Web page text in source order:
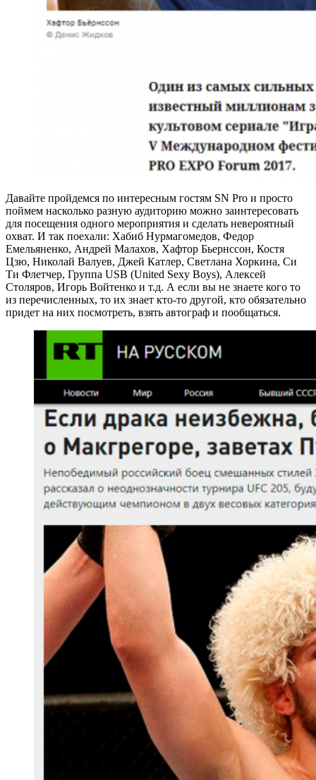
Давайте пройдемся по интересным гостям SN Pro и просто
поймем насколько разную аудиторию можно заинтересовать
для посещения одного мероприятия и сделать невероятный
охват. И так поехали: Хабиб Нурмагомедов, Федор
Емельяненко, Андрей Малахов, Хафтор Бьернссон, Костя
Цзю, Николай Валуев, Джей Катлер, Светлана Хоркина, Си
Ти Флетчер, Группа USB (United Sexy Boys), Алексей
Столяров, Игорь Войтенко и т.д. А если вы не знаете кого то
из перечисленных, то их знает кто-то другой, кто обязательно
придет на них посмотреть, взять автограф и пообщаться.